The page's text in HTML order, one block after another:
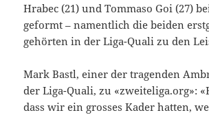
Hrabec (21) und Tommaso Goi (27)
geformt – namentlich die beiden
gehörten in der Liga-Quali zu den
Mark Bastl, einer der tragenden
der Liga-Quali, zu «zweiteliga.org»:
dass wir ein grosses Kader hatten,